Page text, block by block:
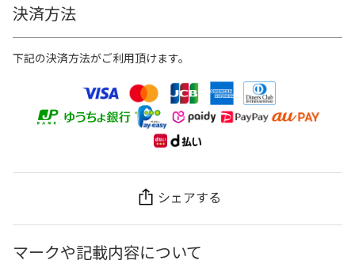
決済方法
下記の決済方法がご利用頂けます。
シェアする
マークや記載内容について